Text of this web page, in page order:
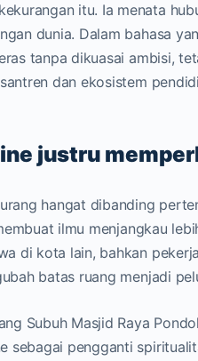
itu. Ia menata
dunia. Dalam bahasa
tanpa dikuasai ambisi,
dan ekosistem
justru
hangat dibanding
ilmu menjangkau
di kota lain, bahkan
batas ruang menjadi
Subuh Masjid Raya
sebagai pengganti